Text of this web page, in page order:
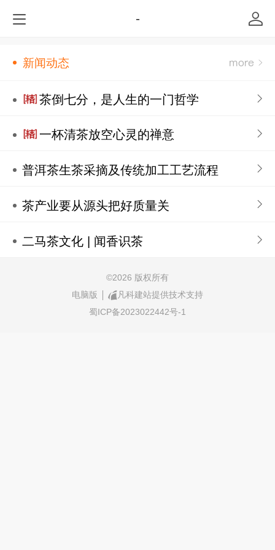
-
新闻动态
茶倒七分，是人生的一门哲学
一杯清茶放空心灵的禅意
普洱茶生茶采摘及传统加工工艺流程
茶产业要从源头把好质量关
二马茶文化 | 闻香识茶
©2026 版权所有
电脑版
凡科建站提供技术支持
蜀ICP备2023022442号-1